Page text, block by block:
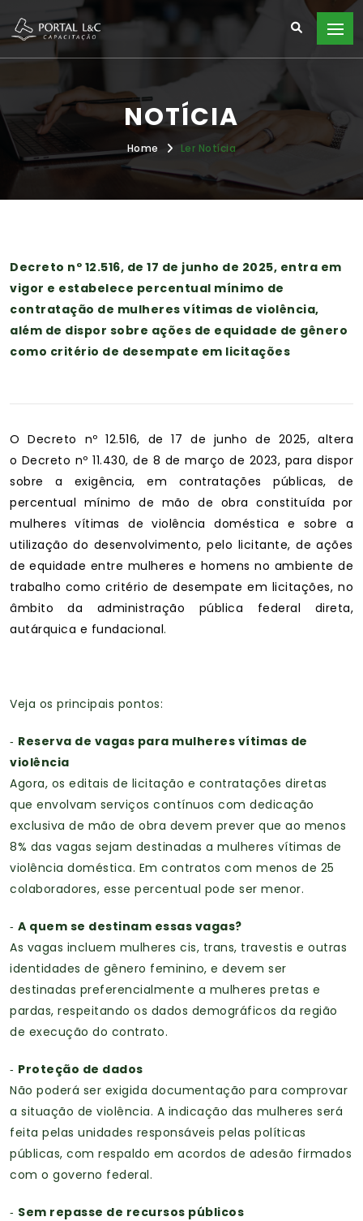
NOTÍCIA
Home Ler Notícia
Decreto nº 12.516, de 17 de junho de 2025, entra em
vigor e estabelece percentual mínimo de
contratação de mulheres vítimas de violência,
além de dispor sobre ações de equidade de gênero
como critério de desempate em licitações
O Decreto nº 12.516, de 17 de junho de 2025, altera
o Decreto nº 11.430, de 8 de março de 2023, para dispor
sobre a exigência, em contratações públicas, de
percentual mínimo de mão de obra constituída por
mulheres vítimas de violência doméstica e sobre a
utilização do desenvolvimento, pelo licitante, de ações
de equidade entre mulheres e homens no ambiente de
trabalho como critério de desempate em licitações, no
âmbito da administração pública federal direta,
autárquica e fundacional.
Veja os principais pontos:
- Reserva de vagas para mulheres vítimas de
violência
Agora, os editais de licitação e contratações diretas
que envolvam serviços contínuos com dedicação
exclusiva de mão de obra devem prever que ao menos
8% das vagas sejam destinadas a mulheres vítimas de
violência doméstica. Em contratos com menos de 25
colaboradores, esse percentual pode ser menor.
- A quem se destinam essas vagas?
As vagas incluem mulheres cis, trans, travestis e outras
identidades de gênero feminino, e devem ser
destinadas preferencialmente a mulheres pretas e
pardas, respeitando os dados demográficos da região
de execução do contrato.
- Proteção de dados
Não poderá ser exigida documentação para comprovar
a situação de violência. A indicação das mulheres será
feita pelas unidades responsáveis pelas políticas
públicas, com respaldo em acordos de adesão firmados
com o governo federal.
- Sem repasse de recursos públicos